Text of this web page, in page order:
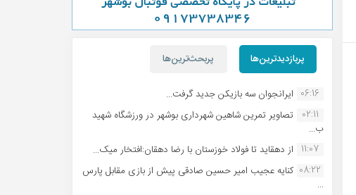
پربازدیدترین‌ها پربحث‌ترین‌ها
06:16 ایرانجوان سه بازیکن جدید گرفت...
02:11
تصاویر تمرین شاهین شهردارى بوشهر در ورزشگاه شهید
ب...
11:07 از دهقاید تا فولاد خوزستان با رضا دهقان:افتخار میک...
08:22 کنایه عجیب امیر حسین صادقی پیش از بازی مقابل پارس
...